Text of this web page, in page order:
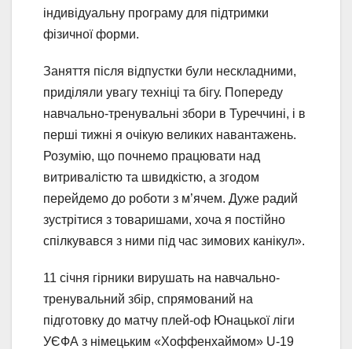
індивідуальну програму для підтримки
фізичної форми.
Заняття після відпустки були нескладними,
приділяли увагу техніці та бігу. Попереду
навчально-тренувальні збори в Туреччині, і в
перші тижні я очікую великих навантажень.
Розумію, що почнемо працювати над
витривалістю та швидкістю, а згодом
перейдемо до роботи з м’ячем. Дуже радий
зустрітися з товаришами, хоча я постійно
спілкувався з ними під час зимових канікул».
11 січня гірники вирушать на навчально-
тренувальний збір, спрямований на
підготовку до матчу плей-оф Юнацької ліги
УЄФА з німецьким «Хоффенхаймом» U-19